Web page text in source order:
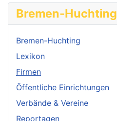
Bremen-Huchting
Bremen-Huchting
Lexikon
Firmen
Öffentliche Einrichtungen
Verbände & Vereine
Reportagen